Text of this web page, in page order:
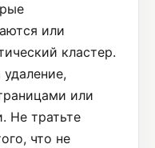
или
кластер.
или
Не тратьте
что не